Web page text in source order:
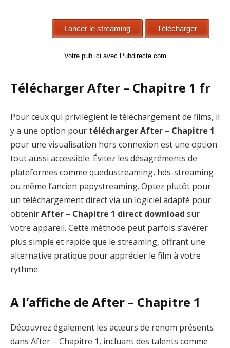
Votre pub ici avec Pubdirecte.com
Télécharger After – Chapitre 1 fr
Pour ceux qui privilégient le téléchargement de films, il
y a une option pour télécharger After – Chapitre 1
pour une visualisation hors connexion est une option
tout aussi accessible. Évitez les désagréments de
plateformes comme quedustreaming, hds-streaming
ou même l’ancien papystreaming. Optez plutôt pour
un téléchargement direct via un logiciel adapté pour
obtenirAfter – Chapitre 1 direct download sur
votre appareil. Cette méthode peut parfois s’avérer
plus simple et rapide que le streaming, offrant une
alternative pratique pour apprécier le film à votre
rythme.
A l’affiche de After – Chapitre 1
Découvrez également les acteurs de renom présents
dans After – Chapitre 1, incluant des talents comme